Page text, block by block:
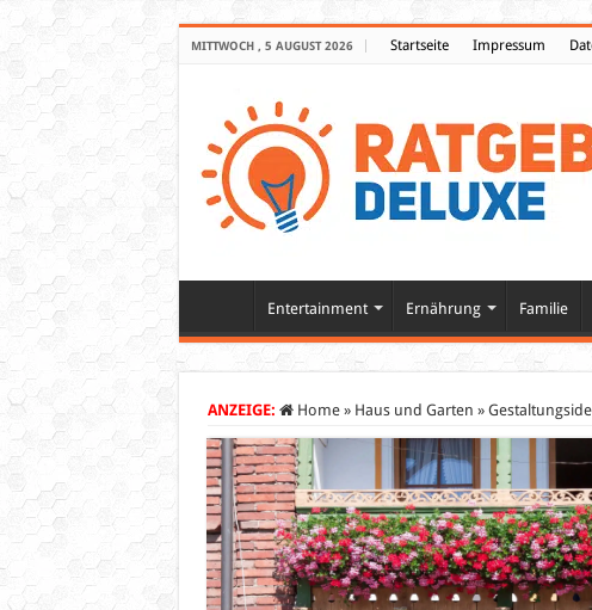
MITTWOCH , 5 AUGUST 2026 Startseite Impressum
Entertainment Ernährung Familie
ANZEIGE: Home » Haus und Garten »